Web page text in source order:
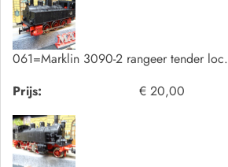
061=Marklin 3090-2 rangeer tender loc.
Prijs:
€ 20,00